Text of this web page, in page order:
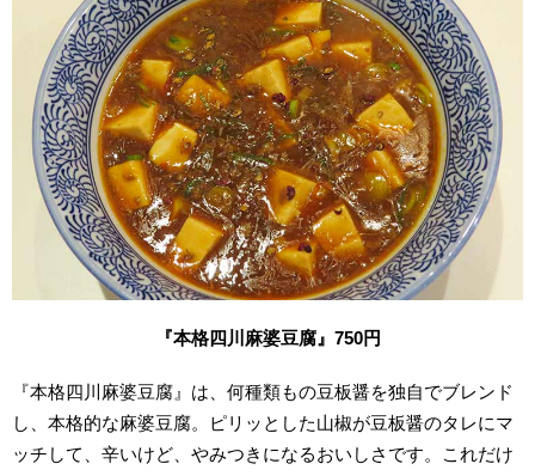
『本格四川麻婆豆腐』750円
『本格四川麻婆豆腐』は、何種類もの豆板醤を独自でブレンド
し、本格的な麻婆豆腐。ピリッとした山椒が豆板醤のタレにマ
ッチして、辛いけど、やみつきになるおいしさです。これだけ